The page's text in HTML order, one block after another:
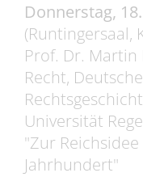
Donnerstag,
(Runtingersaal,
Prof. Dr. Martin
Recht,
Universität
"Zur
Jahrhundert"